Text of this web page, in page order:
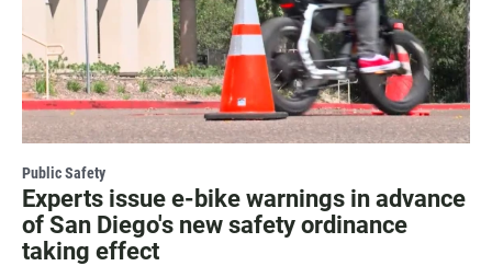
Public Safety
Experts issue e-bike warnings in advance
of San Diego's new safety ordinance
taking effect